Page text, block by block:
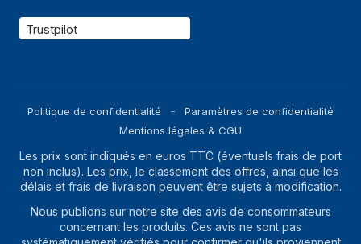
Trustpilot
Politique de confidentialité
Paramètres de confidentialité
Mentions légales & CGU
Les prix sont indiqués en euros TTC (éventuels frais de port
non inclus). Les prix, le classement des offres, ainsi que les
délais et frais de livraison peuvent être sujets à modification.
Nous publions sur notre site des avis de consommateurs
concernant les produits. Ces avis ne sont pas